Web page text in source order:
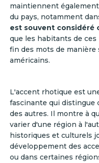
maintiennent
du pays, notamment
est souvent considéré
que les habitants de
fin des mots de manière
américains.
L'accent rhotique est
fascinante qui distingue
des autres. Il montre à
varier d'une région à
historiques et culturels
développement des
ou dans certaines